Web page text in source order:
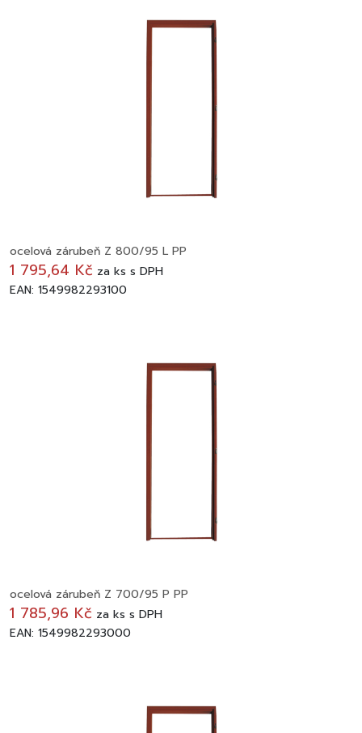
ocelová zárubeň Z 800/95 L PP
1 795,64 Kč za ks s DPH
EAN: 1549982293100
ocelová zárubeň Z 700/95 P PP
1 785,96 Kč za ks s DPH
EAN: 1549982293000